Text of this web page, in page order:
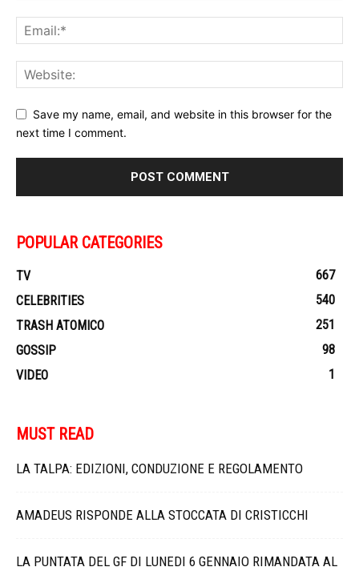
Save my name, email, and website in this browser for the
next time I comment.
POPULAR CATEGORIES
TV
667
CELEBRITIES
540
TRASH ATOMICO
251
GOSSIP
98
VIDEO
1
MUST READ
LA TALPA: EDIZIONI, CONDUZIONE E REGOLAMENTO
AMADEUS RISPONDE ALLA STOCCATA DI CRISTICCHI
LA PUNTATA DEL GF DI LUNEDI 6 GENNAIO RIMANDATA AL